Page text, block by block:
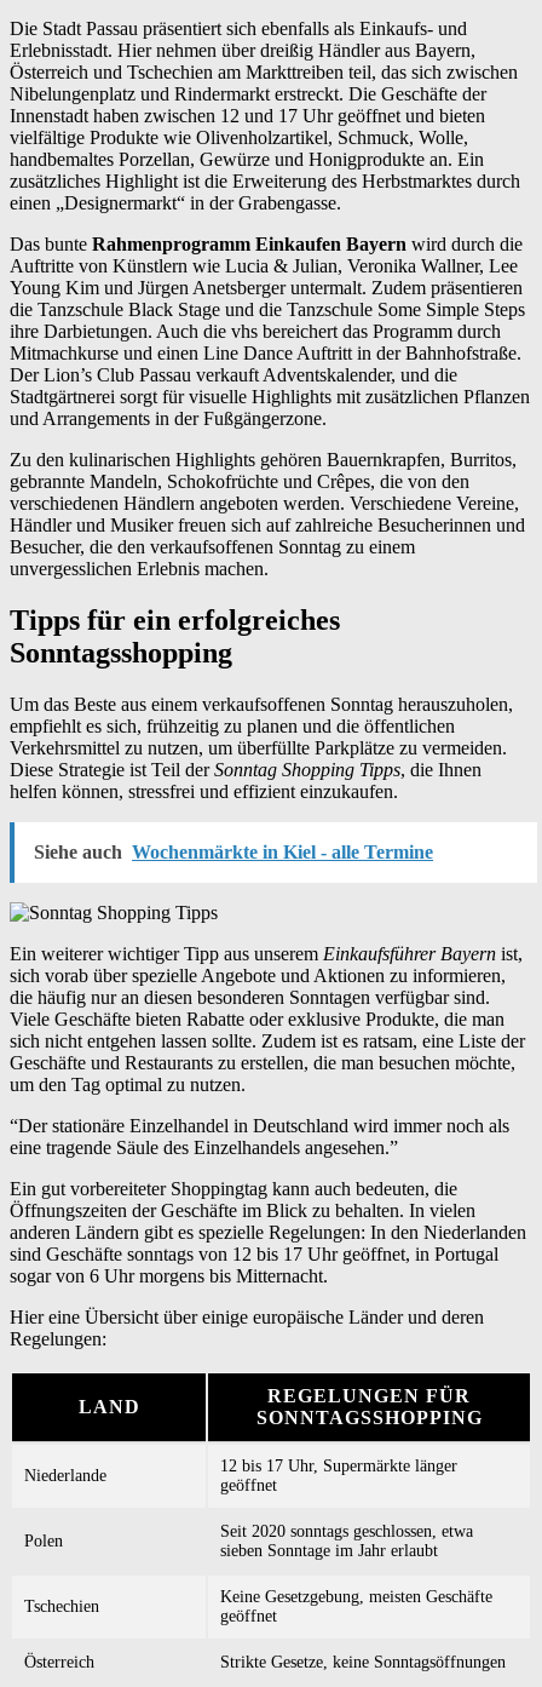
Die Stadt Passau präsentiert sich ebenfalls als Einkaufs- und
Erlebnisstadt. Hier nehmen über dreißig Händler aus Bayern,
Österreich und Tschechien am Markttreiben teil, das sich zwischen
Nibelungenplatz und Rindermarkt erstreckt. Die Geschäfte der
Innenstadt haben zwischen 12 und 17 Uhr geöffnet und bieten
vielfältige Produkte wie Olivenholzartikel, Schmuck, Wolle,
handbemaltes Porzellan, Gewürze und Honigprodukte an. Ein
zusätzliches Highlight ist die Erweiterung des Herbstmarktes durch
einen „Designermarkt“ in der Grabengasse.
Das bunte Rahmenprogramm Einkaufen Bayern wird durch die
Auftritte von Künstlern wie Lucia & Julian, Veronika Wallner, Lee
Young Kim und Jürgen Anetsberger untermalt. Zudem präsentieren
die Tanzschule Black Stage und die Tanzschule Some Simple Steps
ihre Darbietungen. Auch die vhs bereichert das Programm durch
Mitmachkurse und einen Line Dance Auftritt in der Bahnhofstraße.
Der Lion’s Club Passau verkauft Adventskalender, und die
Stadtgärtnerei sorgt für visuelle Highlights mit zusätzlichen Pflanzen
und Arrangements in der Fußgängerzone.
Zu den kulinarischen Highlights gehören Bauernkrapfen, Burritos,
gebrannte Mandeln, Schokofrüchte und Crêpes, die von den
verschiedenen Händlern angeboten werden. Verschiedene Vereine,
Händler und Musiker freuen sich auf zahlreiche Besucherinnen und
Besucher, die den verkaufsoffenen Sonntag zu einem
unvergesslichen Erlebnis machen.
Tipps für ein erfolgreiches
Sonntagsshopping
Um das Beste aus einem verkaufsoffenen Sonntag herauszuholen,
empfiehlt es sich, frühzeitig zu planen und die öffentlichen
Verkehrsmittel zu nutzen, um überfüllte Parkplätze zu vermeiden.
Diese Strategie ist Teil derSonntag Shopping Tipps, die Ihnen
helfen können, stressfrei und effizient einzukaufen.
Siehe auch Wochenmärkte in Kiel - alle Termine
Ein weiterer wichtiger Tipp aus unserem Einkaufsführer Bayern ist,
sich vorab über spezielle Angebote und Aktionen zu informieren,
die häufig nur an diesen besonderen Sonntagen verfügbar sind.
Viele Geschäfte bieten Rabatte oder exklusive Produkte, die man
sich nicht entgehen lassen sollte. Zudem ist es ratsam, eine Liste der
Geschäfte und Restaurants zu erstellen, die man besuchen möchte,
um den Tag optimal zu nutzen.
“Der stationäre Einzelhandel in Deutschland wird immer noch als
eine tragende Säule des Einzelhandels angesehen.”
Ein gut vorbereiteter Shoppingtag kann auch bedeuten, die
Öffnungszeiten der Geschäfte im Blick zu behalten. In vielen
anderen Ländern gibt es spezielle Regelungen: In den Niederlanden
sind Geschäfte sonntags von 12 bis 17 Uhr geöffnet, in Portugal
sogar von 6 Uhr morgens bis Mitternacht.
Hier eine Übersicht über einige europäische Länder und deren
Regelungen:
LAND
REGELUNGEN FÜR
SONNTAGSSHOPPING
Niederlande
12 bis 17 Uhr, Supermärkte länger
geöffnet
Polen
Seit 2020 sonntags geschlossen, etwa
sieben Sonntage im Jahr erlaubt
Tschechien
Keine Gesetzgebung, meisten Geschäfte
geöffnet
Österreich Strikte Gesetze, keine Sonntagsöffnungen